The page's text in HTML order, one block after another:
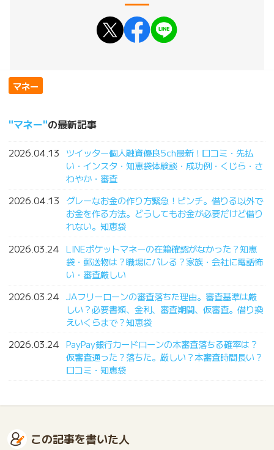
マネー
マネー の最新記事
2026.04.13
ツイッター個人融資優良5ch最新！口コミ・先払
い・インスタ・知恵袋体験談・成功例・くじら・さ
わやか・審査
2026.04.13
グレーなお金の作り方緊急！ピンチ。借りる以外で
お金を作る方法。どうしてもお金が必要だけど借り
れない。知恵袋
2026.03.24 LINEポケットマネーの在籍確認がなかった？知恵
袋・郵送物は？職場にバレる？家族・会社に電話怖
い・審査厳しい
2026.03.24 JAフリーローンの審査落ちた理由。審査基準は厳
しい？必要書類、金利、審査期間、仮審査。借り換
えいくらまで？知恵袋
2026.03.24 PayPay銀行カードローンの本審査落ちる確率は？
仮審査通った？落ちた。厳しい？本審査時間長い？
口コミ・知恵袋
この記事を書いた人